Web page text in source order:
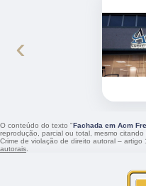
‹
O conteúdo do texto "Fachada em Acm
reprodução, parcial ou total, mesmo
Crime de violação de direito autoral –
autorais